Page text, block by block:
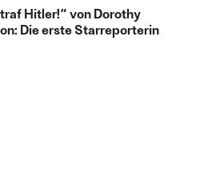
Hitler!“ von Dorothy
Die erste Starreporterin